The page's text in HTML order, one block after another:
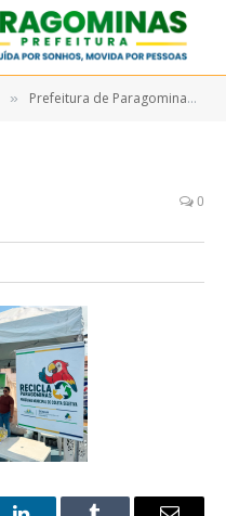
» Prefeitura de Paragominas lança Projeto Hortas Periurbanas na Praça da Morada dos Ventos
0